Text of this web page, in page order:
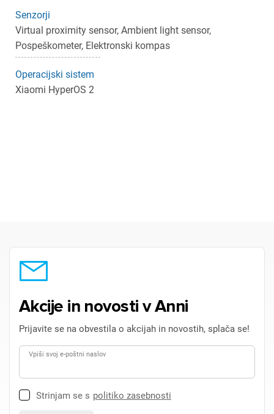
Senzorji
Virtual proximity sensor, Ambient light sensor,
Pospeškometer, Elektronski kompas
Operacijski sistem
Xiaomi HyperOS 2
Akcije in novosti v Anni
Prijavite se na obvestila o akcijah in novostih, splača se!
Vpiši svoj e-poštni naslov
Strinjam se s politiko zasebnosti